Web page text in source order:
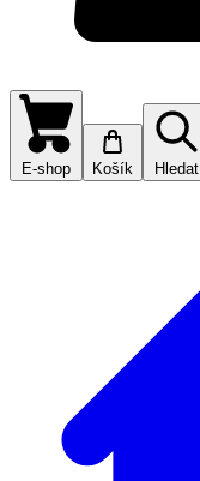
E-shop Košík Hledat